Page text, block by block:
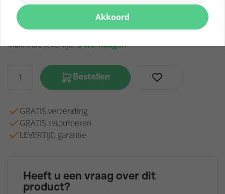
€
Maximale levertijd:3 werkdagen
Bestellen
GRATIS verzending
GRATIS retourneren
LEVERTIJD garantie
Heeft u een vraag over dit
product?